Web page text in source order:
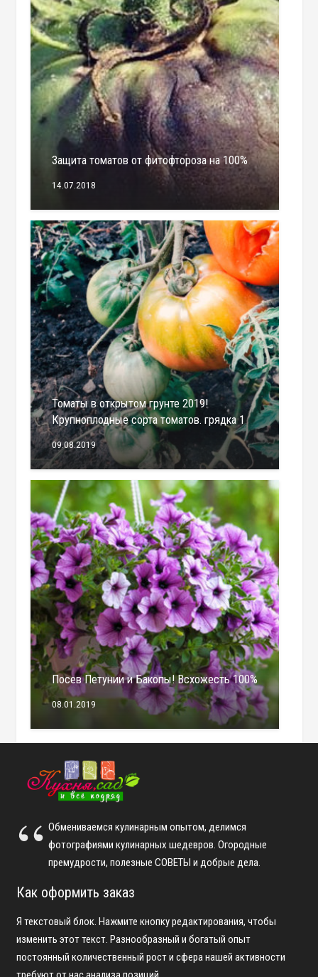
Защита томатов от фитофтороза на 100%
14.07.2018
Томаты в открытом грунте 2019!
Крупноплодные сорта томатов. грядка 1
09.08.2019
Посев Петунии и Бакопы! Всхожесть 100%
08.01.2019
Обмениваемся кулинарным опытом, делимся
фотографиями кулинарных шедевров. Огородные
премудрости, полезные СОВЕТЫ и добрые дела.
Как оформить заказ
Я текстовый блок. Нажмите кнопку редактирования, чтобы
изменить этот текст. Разнообразный и богатый опыт
постоянный количественный рост и сфера нашей активности